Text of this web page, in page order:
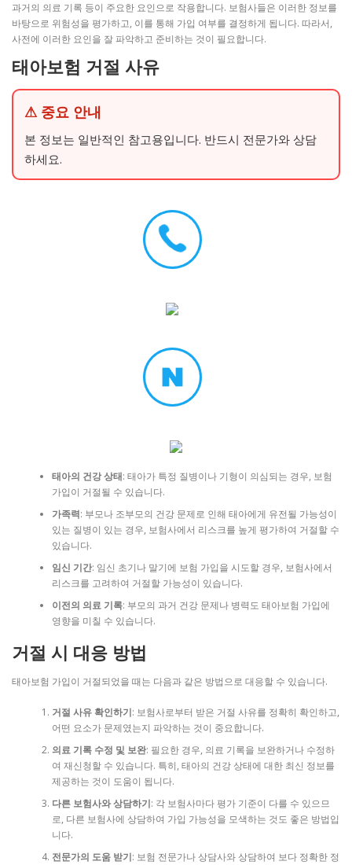
과거의 의료 기록 등이 주요한 요인으로 작용합니다. 보험사들은 이러한 정보를
바탕으로 위험성을 평가하고, 이를 통해 가입 여부를 결정하게 됩니다. 따라서,
사전에 이러한 요인을 잘 파악하고 준비하는 것이 필요합니다.
태아보험 거절 사유
⚠ 중요 안내
본 정보는 일반적인 참고용입니다. 반드시 전문가와 상담
하세요.
태아의 건강 상태: 태아가 특정 질병이나 기형이 의심되는 경우, 보험
가입이 거절될 수 있습니다.
가족력: 부모나 조부모의 건강 문제로 인해 태아에게 유전될 가능성이
있는 질병이 있는 경우, 보험사에서 리스크를 높게 평가하여 거절할 수
있습니다.
임신 기간: 임신 초기나 말기에 보험 가입을 시도할 경우, 보험사에서
리스크를 고려하여 거절할 가능성이 있습니다.
이전의 의료 기록: 부모의 과거 건강 문제나 병력도 태아보험 가입에
영향을 미칠 수 있습니다.
거절 시 대응 방법
태아보험 가입이 거절되었을 때는 다음과 같은 방법으로 대응할 수 있습니다.
거절 사유 확인하기: 보험사로부터 받은 거절 사유를 정확히 확인하고,
어떤 요소가 문제였는지 파악하는 것이 중요합니다.
의료 기록 수정 및 보완: 필요한 경우, 의료 기록을 보완하거나 수정하
여 재신청할 수 있습니다. 특히, 태아의 건강 상태에 대한 최신 정보를
제공하는 것이 도움이 됩니다.
다른 보험사와 상담하기: 각 보험사마다 평가 기준이 다를 수 있으므
로, 다른 보험사에 상담하여 가입 가능성을 모색하는 것도 좋은 방법입
니다.
전문가의 도움 받기: 보험 전문가나 상담사와 상담하여 보다 정확한 정